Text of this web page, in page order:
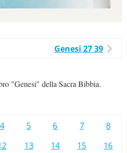
Genesi 27 39
"Genesi" della Sacra Bibbia.
4 5 6 7
8
13 14 15
16